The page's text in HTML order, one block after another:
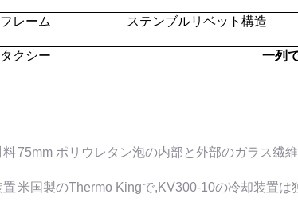
フレーム ステンブルリベット構造
タクシー 一列
料 75mm ポリウレタン泡の内部と外部のガラス繊
置米国製のThermo Kingで,KV300-10の冷却装置は